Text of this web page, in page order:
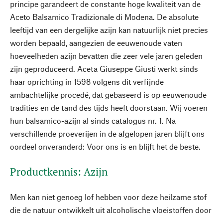
principe garandeert de constante hoge kwaliteit van de
Aceto Balsamico Tradizionale di Modena. De absolute
leeftijd van een dergelijke azijn kan natuurlijk niet precies
worden bepaald, aangezien de eeuwenoude vaten
hoeveelheden azijn bevatten die zeer vele jaren geleden
zijn geproduceerd. Aceta Giuseppe Giusti werkt sinds
haar oprichting in 1598 volgens dit verfijnde
ambachtelijke procedé, dat gebaseerd is op eeuwenoude
tradities en de tand des tijds heeft doorstaan. Wij voeren
hun balsamico-azijn al sinds catalogus nr. 1. Na
verschillende proeverijen in de afgelopen jaren blijft ons
oordeel onveranderd: Voor ons is en blijft het de beste.
Productkennis: Azijn
Men kan niet genoeg lof hebben voor deze heilzame stof
die de natuur ontwikkelt uit alcoholische vloeistoffen door